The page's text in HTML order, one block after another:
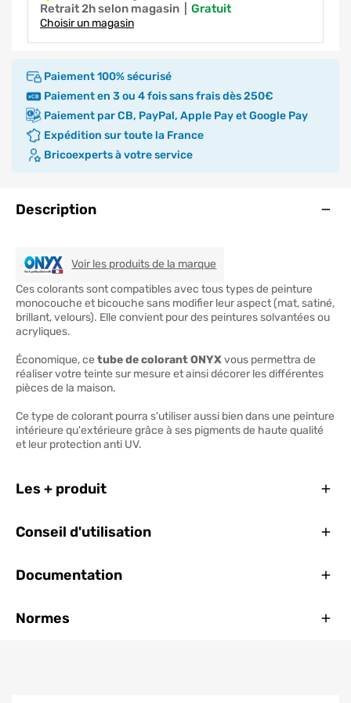
Retrait 2h selon magasin gratuit
Choisir un magasin
Paiement 100% sécurisé
Paiement en 3 ou 4 fois sans frais dès 250€
Paiement par CB, PayPal, Apple Pay et Google Pay
Expédition sur toute la France
Bricoexperts à votre service
Description
Voir les produits de la marque
Ces colorants sont compatibles avec tous types de peinture
monocouche et bicouche sans modifier leur aspect (mat, satiné,
brillant, velours). Elle convient pour des peintures solvantées ou
acryliques.
Économique, ce tube de colorant ONYXvous permettra de
réaliser votre teinte sur mesure et ainsi décorer les différentes
pièces de la maison.
Ce type de colorant pourra s'utiliser aussi bien dans une peinture
intérieure qu'extérieure grâce à ses pigments de haute qualité
et leur protection anti UV.
Les + produit
Conseil d'utilisation
Documentation
Normes